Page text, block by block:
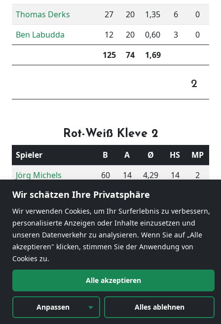
Wir schätzen Ihre Privatsphäre
Wir verwenden Cookies, um Ihr Surferlebnis zu verbessern,
personalisierte Anzeigen oder Inhalte einzusetzen und
unseren Datenverkehr zu analysieren. Wenn Sie auf „Alle
akzeptieren" klicken, stimmen Sie der Anwendung von
Cookies zu.
Anpassen Alles ablehnen
Alle akzeptieren
Thomas Derks
27 20 1,35 6
0
Ben Labudda
12 20 0,60 3
0
125
74 1,69
2
Rot-Weiß Kleve 2
Spieler B A Ø HS
MP
Jörg Michels
60 14 4,29 14
2
Michael Janssen
37 20 1,85
Roland Stift
32 20 1,60 5
2
Karl-Heinz Gürth
33 20 1,65 6
2